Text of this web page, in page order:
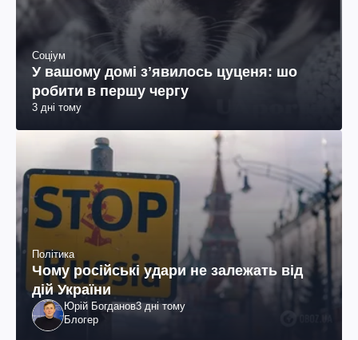
Соціум
У вашому домі зʼявилось цуценя: шо
робити в першу чергу
3 дні тому
Політика
Чому російські удари не залежать від
дій України
Юрій Богданов3 дні тому
Блогер